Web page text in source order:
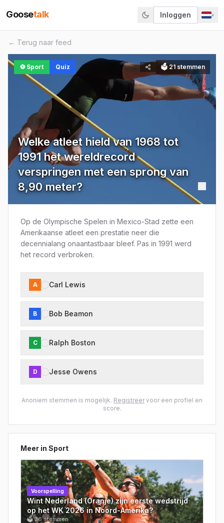
Goosetalk Inloggen ▾
← Terug naar feed
⚽ Sport Quiz 🗳 21 stemmen
Welke atleet hield van 1968 tot
1991 het wereldrecord
verspringen met een sprong van
8,90 meter?
Op de Olympische Spelen in Mexico-Stad zette een
Amerikaanse atleet een prestatie neer die
decennialang onaantastbaar bleef. Pas in 1991 werd
het record verbroken.
A Carl Lewis
B Bob Beamon
C Ralph Boston
D Jesse Owens
Anoniem stemmen is mogelijk. Registreer voor een profiel en
score.
Meer in Sport
Voorspelling
Wint Nederland (Oranje) zijn eerste wedstrijd
op het WK 2026 in Noord-Amerika?
🗳36 stemmen